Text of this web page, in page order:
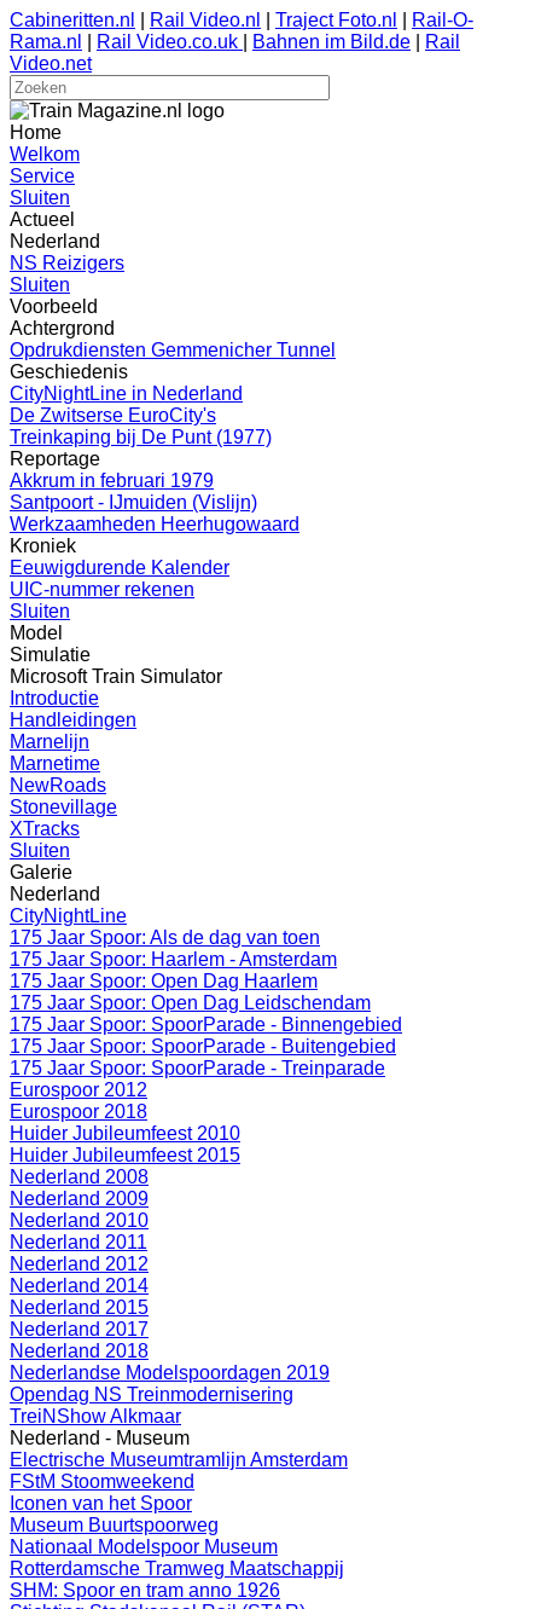
Cabineritten.nl Rail Video.nl Traject Foto.nl
Rail-O-
Rama.nl
Rail Video.co.uk Bahnen im Bild.de
Rail
Video.net
Home
Welkom
Service
Sluiten
Actueel
Nederland
NS Reizigers
Sluiten
Voorbeeld
Achtergrond
Opdrukdiensten Gemmenicher Tunnel
Geschiedenis
CityNightLine in Nederland
De Zwitserse EuroCity's
Treinkaping bij De Punt (1977)
Reportage
Akkrum in februari 1979
Santpoort - IJmuiden (Vislijn)
Werkzaamheden Heerhugowaard
Kroniek
Eeuwigdurende Kalender
UIC-nummer rekenen
Sluiten
Model
Simulatie
Microsoft Train Simulator
Introductie
Handleidingen
Marnelijn
Marnetime
NewRoads
Stonevillage
XTracks
Sluiten
Galerie
Nederland
CityNightLine
175 Jaar Spoor: Als de dag van toen
175 Jaar Spoor: Haarlem - Amsterdam
175 Jaar Spoor: Open Dag Haarlem
175 Jaar Spoor: Open Dag Leidschendam
175 Jaar Spoor: SpoorParade - Binnengebied
175 Jaar Spoor: SpoorParade - Buitengebied
175 Jaar Spoor: SpoorParade - Treinparade
Eurospoor 2012
Eurospoor 2018
Huider Jubileumfeest 2010
Huider Jubileumfeest 2015
Nederland 2008
Nederland 2009
Nederland 2010
Nederland 2011
Nederland 2012
Nederland 2014
Nederland 2015
Nederland 2017
Nederland 2018
Nederlandse Modelspoordagen 2019
Opendag NS Treinmodernisering
TreiNShow Alkmaar
Nederland - Museum
Electrische Museumtramlijn Amsterdam
FStM Stoomweekend
Iconen van het Spoor
Museum Buurtspoorweg
Nationaal Modelspoor Museum
Rotterdamsche Tramweg Maatschappij
SHM: Spoor en tram anno 1926